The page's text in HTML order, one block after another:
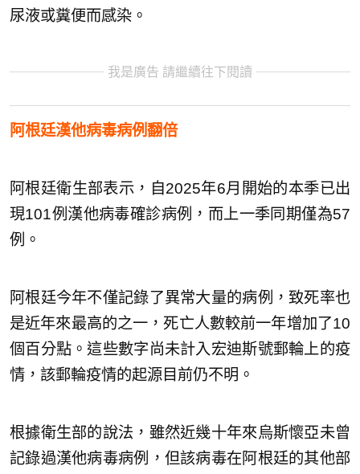
尿液或糞便而感染。
我是廣告 請繼續往下閱讀
阿根廷漢他病毒病例翻倍
阿根廷衛生部表示，自2025年6月開始的本季已出
現101例漢他病毒確診病例，而上一季同期僅為57
例。
阿根廷今年不僅記錄了異常大量的病例，致死率也
是近年來最高的之一，死亡人數較前一年增加了10
個百分點。這些數字尚未計入宏迪斯號郵輪上的疫
情，該郵輪疫情的起源目前仍不明。
根據衛生部的說法，雖然近幾十年來烏斯懷亞未曾
記錄過漢他病毒病例，但該病毒在阿根廷的其他部